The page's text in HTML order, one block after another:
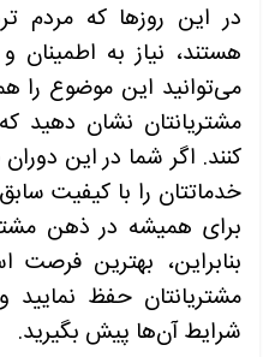
در این روزها که مردم
هستند، نیاز به اطمینان
می‌توانید این موضوع را
مشتریانتان نشان دهید
کنند. اگر شما در این
خدماتتان را با کیفیت سابق
برای همیشه در ذهن
بنابراین، بهترین فرصت
مشتریانتان حفظ نمایید
شرایط آن‌ها پیش بگیرید.